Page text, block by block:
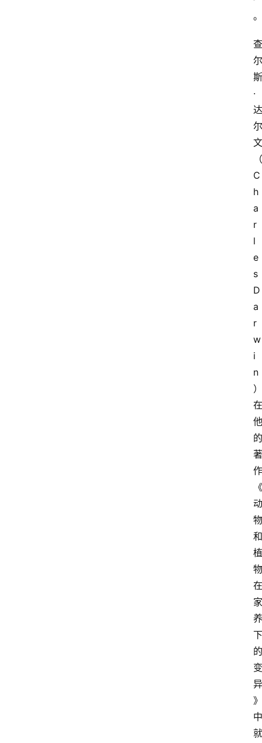
。
查
尔
斯
·
达
尔
文
（
C
h
a
r
l
e
s
D
a
r
w
i
n
）
在
他
的
著
作
《
动
物
和
植
物
在
家
养
下
的
变
异
》
中
就